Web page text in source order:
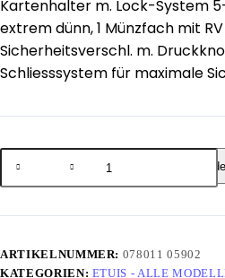
Kartenhalter m. Lock-System
extrem dünn, 1 Münzfach mit RV
Sicherheitsverschl. m.
Schliesssystem für maximale
In
ARTIKELNUMMER: 078011 05902
KATEGORIEN: ETUIS - ALLE